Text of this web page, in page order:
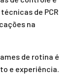
de PCR
na
de rotina é
e experiência.